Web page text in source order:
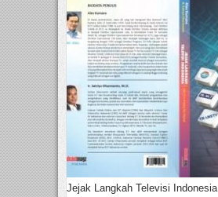
Jejak Langkah Televisi Indonesia